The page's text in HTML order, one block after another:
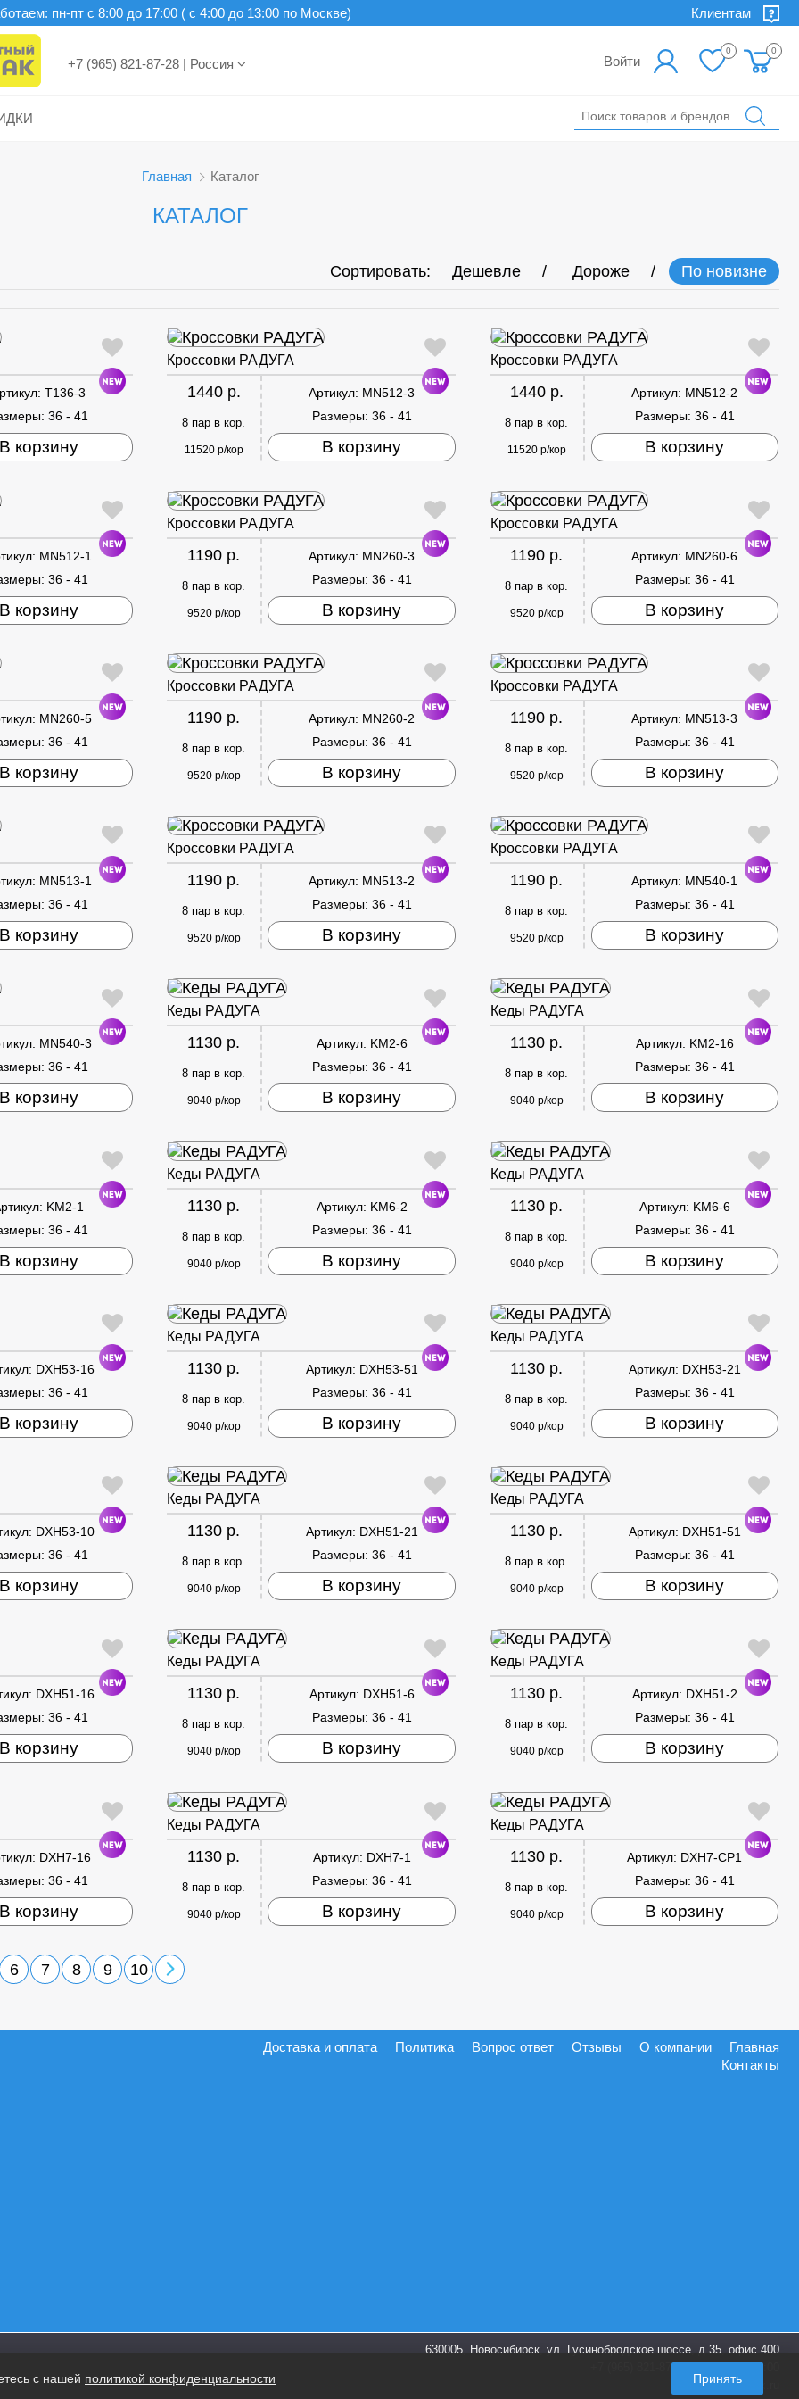
Клиентам
пн-пт c 8:00 до 17:00 ( с 4:00 до 13:00 по Москве)
+7 (965) 821-87-28 | Россия Войти
0 0
Главная Каталог
КАТАЛОГ
Сортировать: Дешевле Дороже По новизне
T136-3
36 - 41
В корзину
Кроссовки РАДУГА
1440 р.
8 пар в кор.
11520 р/кор
Артикул: MN512-3
Размеры: 36 - 41
В корзину
Кроссовки РАДУГА
1440 р.
8 пар в кор.
11520 р/кор
Артикул: MN512-2
Размеры: 36 - 41
В корзину
MN512-1
36 - 41
В корзину
Кроссовки РАДУГА
1190 р.
8 пар в кор.
9520 р/кор
Артикул: MN260-3
Размеры: 36 - 41
В корзину
Кроссовки РАДУГА
1190 р.
8 пар в кор.
9520 р/кор
Артикул: MN260-6
Размеры: 36 - 41
В корзину
MN260-5
36 - 41
В корзину
Кроссовки РАДУГА
1190 р.
8 пар в кор.
9520 р/кор
Артикул: MN260-2
Размеры: 36 - 41
В корзину
Кроссовки РАДУГА
1190 р.
8 пар в кор.
9520 р/кор
Артикул: MN513-3
Размеры: 36 - 41
В корзину
MN513-1
36 - 41
В корзину
Кроссовки РАДУГА
1190 р.
8 пар в кор.
9520 р/кор
Артикул: MN513-2
Размеры: 36 - 41
В корзину
Кроссовки РАДУГА
1190 р.
8 пар в кор.
9520 р/кор
Артикул: MN540-1
Размеры: 36 - 41
В корзину
MN540-3
36 - 41
В корзину
Кеды РАДУГА
1130 р.
8 пар в кор.
9040 р/кор
Артикул: KM2-6
Размеры: 36 - 41
В корзину
Кеды РАДУГА
1130 р.
8 пар в кор.
9040 р/кор
Артикул: KM2-16
Размеры: 36 - 41
В корзину
KM2-1
36 - 41
В корзину
Кеды РАДУГА
1130 р.
8 пар в кор.
9040 р/кор
Артикул: KM6-2
Размеры: 36 - 41
В корзину
Кеды РАДУГА
1130 р.
8 пар в кор.
9040 р/кор
Артикул: KM6-6
Размеры: 36 - 41
В корзину
DXH53-16
36 - 41
В корзину
Кеды РАДУГА
1130 р.
8 пар в кор.
9040 р/кор
Артикул: DXH53-51
Размеры: 36 - 41
В корзину
Кеды РАДУГА
1130 р.
8 пар в кор.
9040 р/кор
Артикул: DXH53-21
Размеры: 36 - 41
В корзину
DXH53-10
36 - 41
В корзину
Кеды РАДУГА
1130 р.
8 пар в кор.
9040 р/кор
Артикул: DXH51-21
Размеры: 36 - 41
В корзину
Кеды РАДУГА
1130 р.
8 пар в кор.
9040 р/кор
Артикул: DXH51-51
Размеры: 36 - 41
В корзину
DXH51-16
36 - 41
В корзину
Кеды РАДУГА
1130 р.
8 пар в кор.
9040 р/кор
Артикул: DXH51-6
Размеры: 36 - 41
В корзину
Кеды РАДУГА
1130 р.
8 пар в кор.
9040 р/кор
Артикул: DXH51-2
Размеры: 36 - 41
В корзину
DXH7-16
36 - 41
В корзину
Кеды РАДУГА
1130 р.
8 пар в кор.
9040 р/кор
Артикул: DXH7-1
Размеры: 36 - 41
В корзину
Кеды РАДУГА
1130 р.
8 пар в кор.
9040 р/кор
Артикул: DXH7-CP1
Размеры: 36 - 41
В корзину
6 7 8 9 10
Главная
О компании
Отзывы
Вопрос ответ
Политика
Доставка и оплата
Контакты
630005, Новосибирск, ул. Гусинобродское шоссе, д.35, офис 400
+7 (965) 821-87-28
пн-пт. 9:00-18:00
info@shoes-box.ru
с нашей политикой конфиденциальности Принять